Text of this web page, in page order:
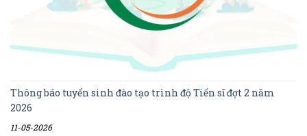
Thông báo tuyển sinh đào tạo trình độ Tiến sĩ đợt 2 năm
2026
11-05-2026